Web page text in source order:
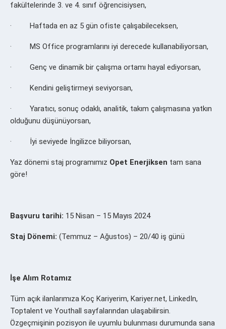
fakültelerinde 3. ve 4. sınıf öğrencisiysen,
· Haftada en az 5 gün ofiste çalışabileceksen,
· MS Office programlarını iyi derecede kullanabiliyorsan,
· Genç ve dinamik bir çalışma ortamı hayal ediyorsan,
· Kendini geliştirmeyi seviyorsan,
· Yaratıcı, sonuç odaklı, analitik, takım çalışmasına yatkın
olduğunu düşünüyorsan,
· İyi seviyede İngilizce biliyorsan,
Yaz dönemi staj programımız Opet Enerjiksen tam sana
göre!
Başvuru tarihi: 15 Nisan – 15 Mayıs 2024
Staj Dönemi: (Temmuz – Ağustos) – 20/40 iş günü
İşe Alım Rotamız
Tüm açık ilanlarımıza Koç Kariyerim, Kariyer.net, LinkedIn,
Toptalent ve Youthall sayfalarından ulaşabilirsin.
Özgeçmişinin pozisyon ile uyumlu bulunması durumunda sana